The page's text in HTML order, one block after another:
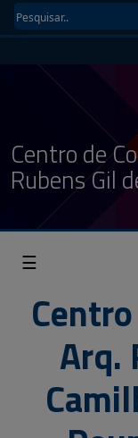
Centro de
Rubens Gil
☰
Arq.